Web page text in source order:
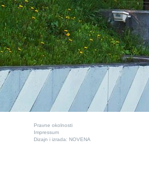
Pravne okolnosti
Impressum
Dizajn i izrada: NOVENA